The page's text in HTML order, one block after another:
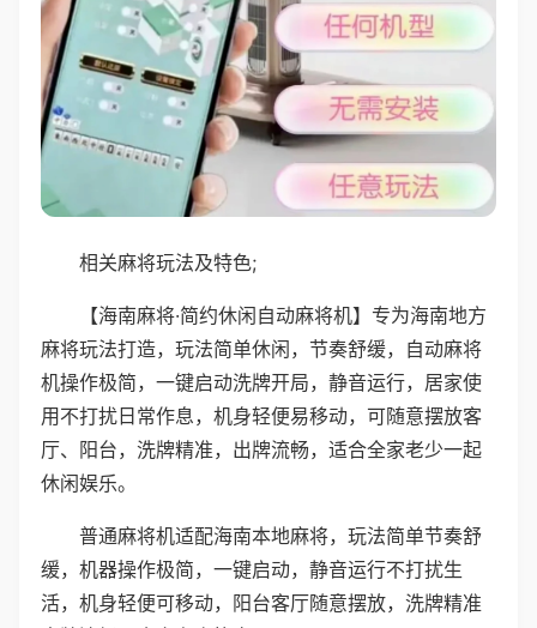
相关麻将玩法及特色;
【海南麻将·简约休闲自动麻将机】专为海南地方
麻将玩法打造，玩法简单休闲，节奏舒缓，自动麻将
机操作极简，一键启动洗牌开局，静音运行，居家使
用不打扰日常作息，机身轻便易移动，可随意摆放客
厅、阳台，洗牌精准，出牌流畅，适合全家老少一起
休闲娱乐。
普通麻将机适配海南本地麻将，玩法简单节奏舒
缓，机器操作极简，一键启动，静音运行不打扰生
活，机身轻便可移动，阳台客厅随意摆放，洗牌精准